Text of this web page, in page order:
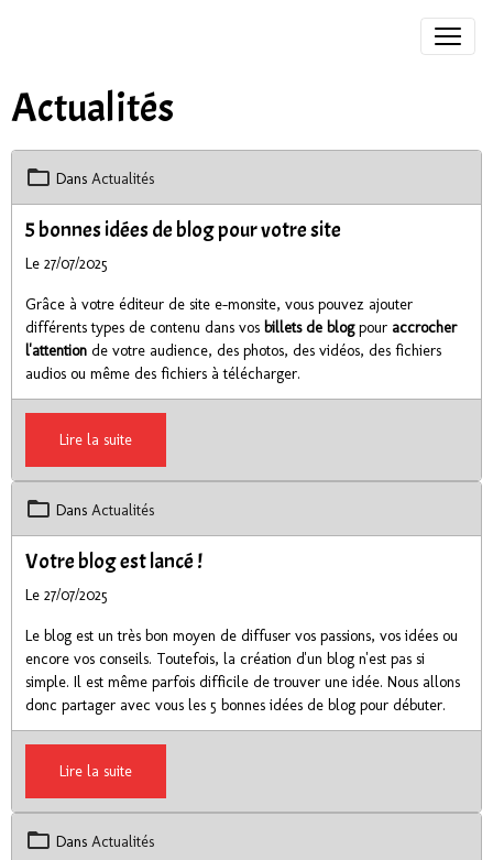
Actualités
Dans Actualités
5 bonnes idées de blog pour votre site
Le 27/07/2025
Grâce à votre éditeur de site e-monsite, vous pouvez ajouter
différents types de contenu dans vos billets de blogpour accrocher
l'attention de votre audience, des photos, des vidéos, des fichiers
audios ou même des fichiers à télécharger.
Lire la suite
Dans Actualités
Votre blog est lancé !
Le 27/07/2025
Le blog est un très bon moyen de diffuser vos passions, vos idées ou
encore vos conseils. Toutefois, la création d'un blog n'est pas si
simple. Il est même parfois difficile de trouver une idée. Nous allons
donc partager avec vous les 5 bonnes idées de blog pour débuter.
Lire la suite
Dans Actualités